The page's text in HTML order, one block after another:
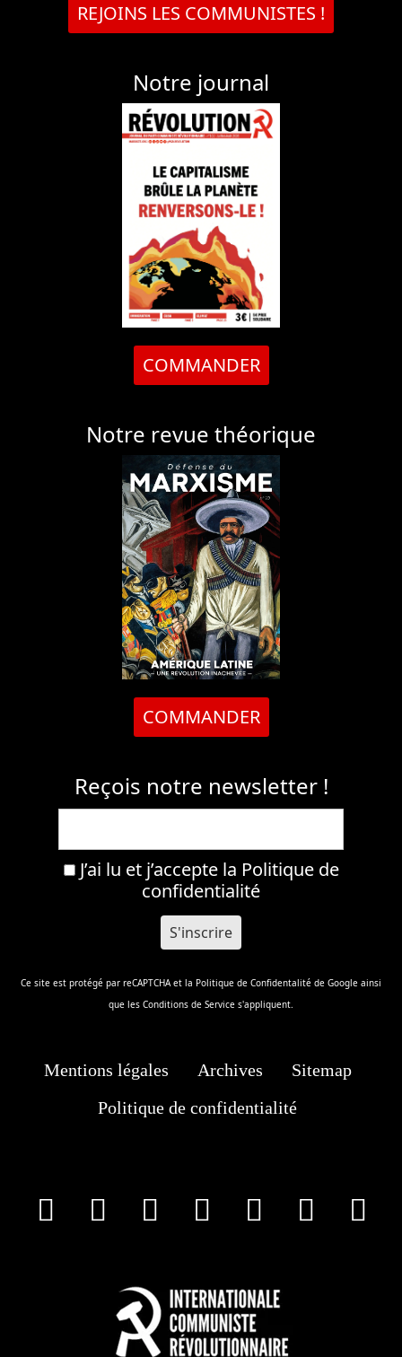
REJOINS LES COMMUNISTES !
Notre journal
COMMANDER
Notre revue théorique
COMMANDER
Reçois notre newsletter !
J’ai lu et j’accepte la Politique de
confidentialité
Ce site est protégé par reCAPTCHA et la Politique de Confidentalité de Google ainsi
que les Conditions de Service s'appliquent.
Mentions légales Archives
Sitemap
Politique de confidentialité
facebookInstagram
Youtube
Tik Tok